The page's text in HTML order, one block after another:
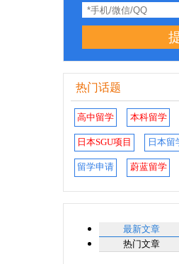
热门话题
高中留学 本科留学
日本SGU项目 日本留
留学申请 蔚蓝留学
最新文章
热门文章